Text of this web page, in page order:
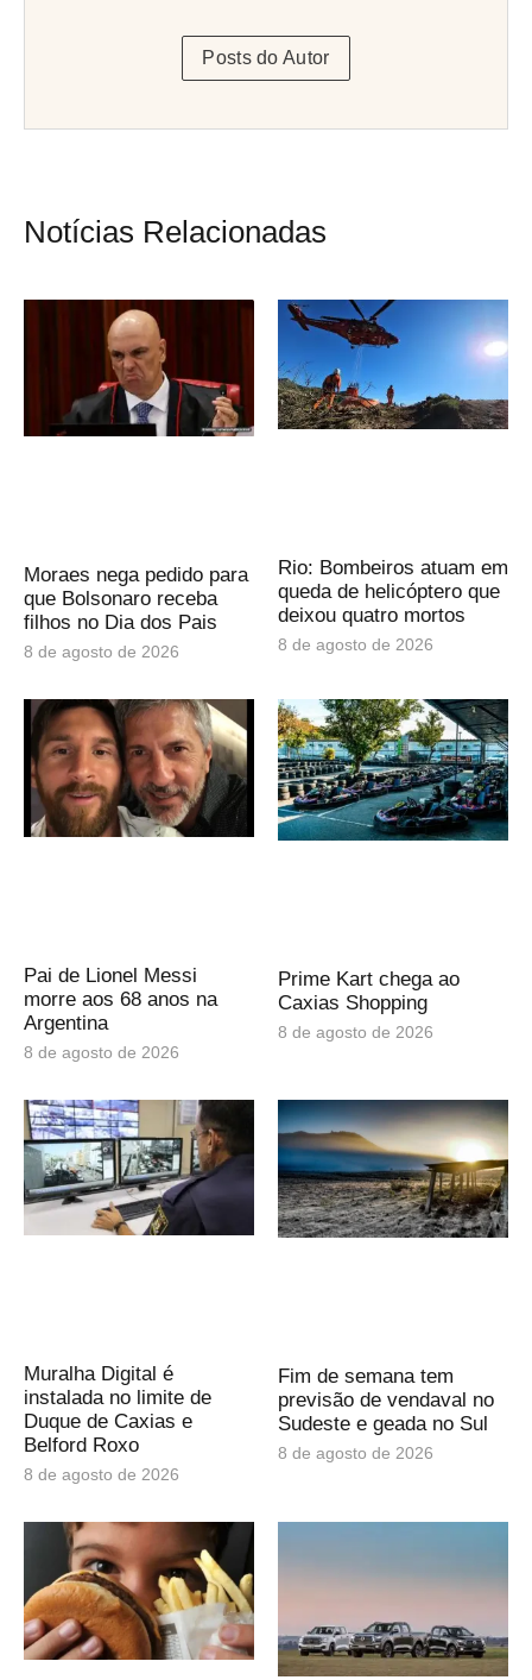
Posts do Autor
Notícias Relacionadas
Moraes nega pedido para
que Bolsonaro receba
filhos no Dia dos Pais
8 de agosto de 2026
Rio: Bombeiros atuam em
queda de helicóptero que
deixou quatro mortos
8 de agosto de 2026
Pai de Lionel Messi
morre aos 68 anos na
Argentina
8 de agosto de 2026
Prime Kart chega ao
Caxias Shopping
8 de agosto de 2026
Muralha Digital é
instalada no limite de
Duque de Caxias e
Belford Roxo
8 de agosto de 2026
Fim de semana tem
previsão de vendaval no
Sudeste e geada no Sul
8 de agosto de 2026